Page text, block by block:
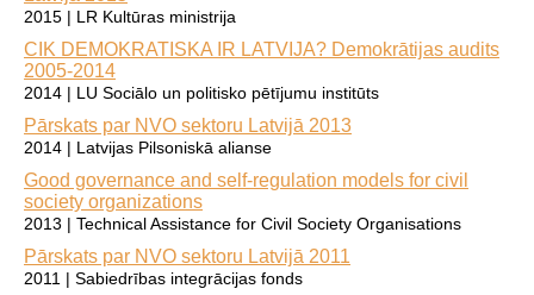
2015 | LR Kultūras ministrija
CIK DEMOKRATISKA IR LATVIJA? Demokrātijas audits
2005-2014
2014 | LU Sociālo un politisko pētījumu institūts
Pārskats par NVO sektoru Latvijā 2013
2014 | Latvijas Pilsoniskā alianse
Good governance and self-regulation models for civil
society organizations
2013 | Technical Assistance for Civil Society Organisations
Pārskats par NVO sektoru Latvijā 2011
2011 | Sabiedrības integrācijas fonds